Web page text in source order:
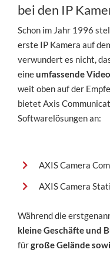
bei den IP
Schon im Jahr 1996
erste IP Kamera auf
verwundert es nicht,
eineumfassende
weit oben auf der
bietet Axis
Softwarelösungen an:
AXIS Camera
AXIS Camera
Während die
kleine Geschäfte und
fürgroße Gelände